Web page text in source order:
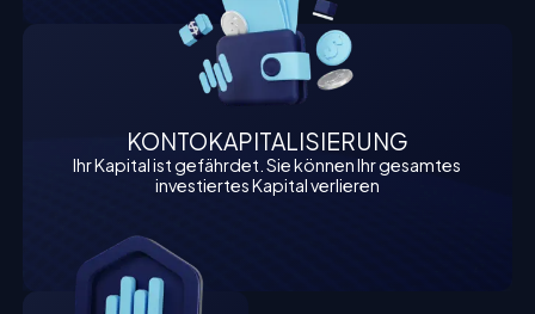
KONTOKAPITALISIERUNG
Ihr Kapital ist gefährdet. Sie können Ihr gesamtes
investiertes Kapital verlieren